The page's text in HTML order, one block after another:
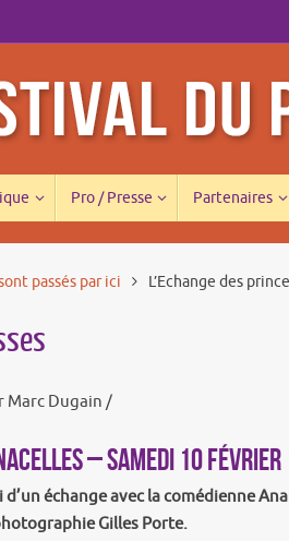
Pro / Presse Partenaires
passés par ici L’Echange des
Marc Dugain /
– SAMEDI 10
échange avec la comédienne
Gilles Porte.